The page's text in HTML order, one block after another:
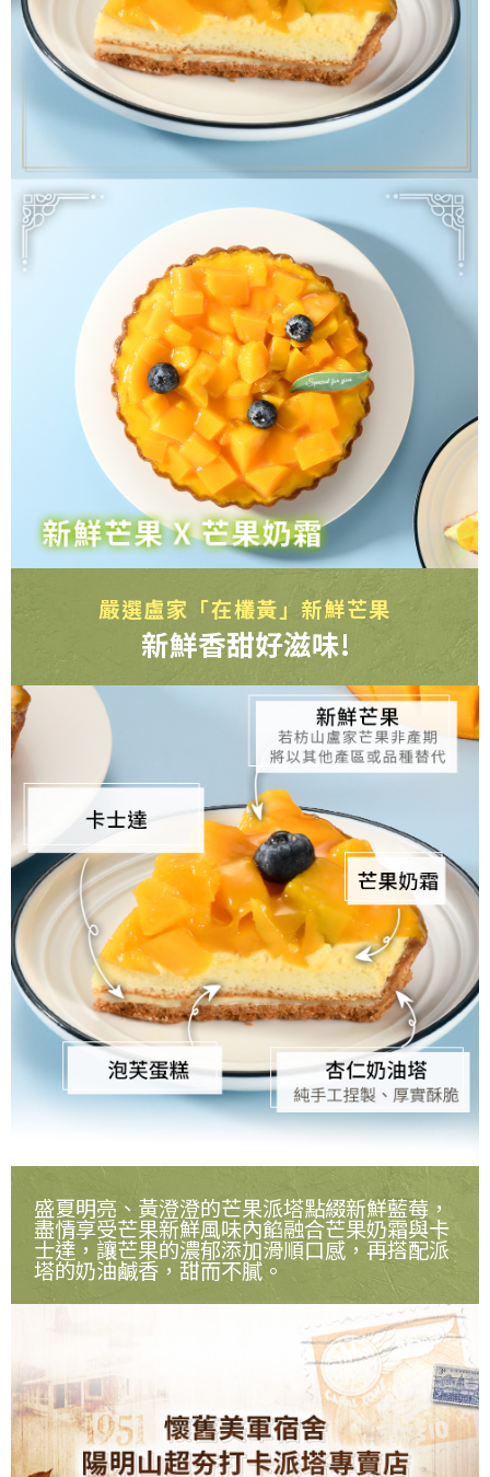
嚴選盧家「在欉黃」新鮮芒果
新鮮香甜好滋味!
盛夏明亮、黃澄澄的芒果派塔點綴新鮮藍莓，
盡情享受芒果新鮮風味內餡融合芒果奶霜與卡
士達，讓芒果的濃郁添加滑順口感，再搭配派
塔的奶油鹹香，甜而不膩。